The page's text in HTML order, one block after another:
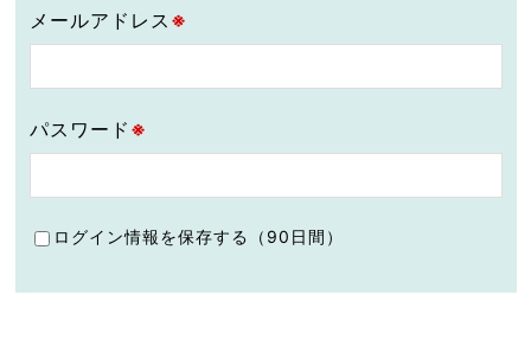
メールアドレス ※
パスワード ※
ログイン情報を保存する（90日間）